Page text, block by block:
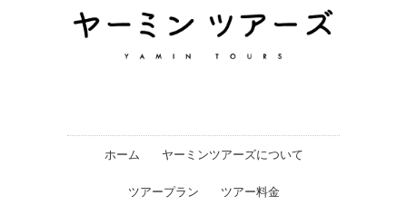
ホーム ヤーミンツアーズについて
ツアープラン ツアー料金